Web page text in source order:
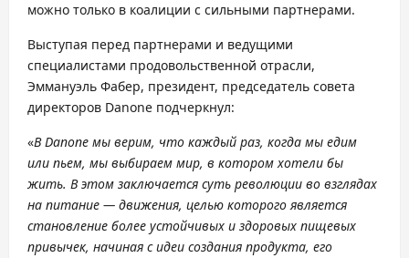
можно только в коалиции с сильными партнерами.
Выступая перед партнерами и ведущими
специалистами продовольственной отрасли,
Эммануэль Фабер, президент, председатель совета
директоров Danone подчеркнул:
«В Danone мы верим, что каждый раз, когда мы едим
или пьем, мы выбираем мир, в котором хотели бы
жить. В этом заключается суть революции во взглядах
на питание — движения, целью которого является
становление более устойчивых и здоровых пищевых
привычек, начиная с идеи создания продукта, его